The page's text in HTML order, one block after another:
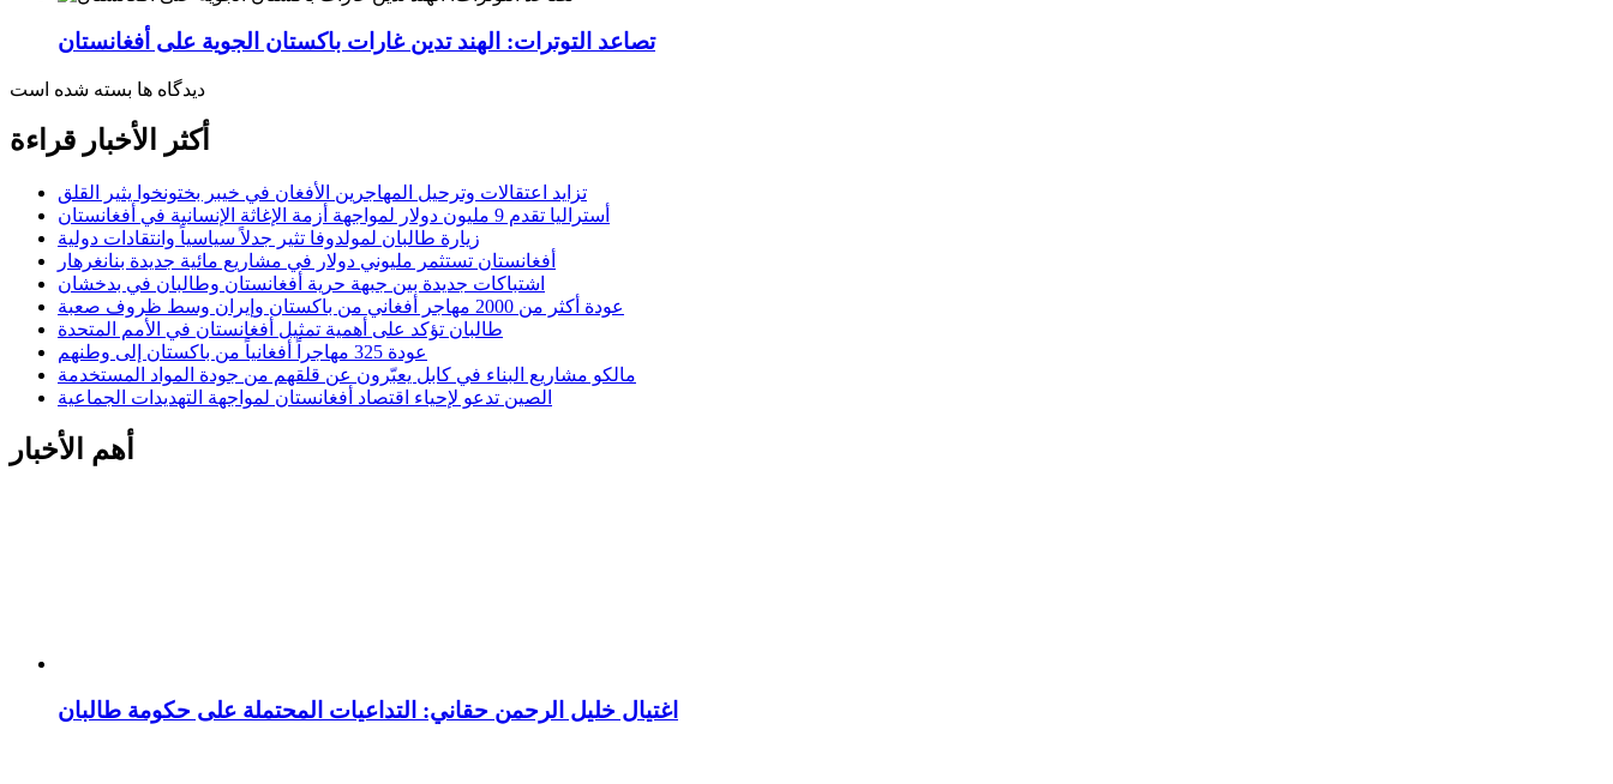
تصاعد التوترات: الهند تدين غارات باكستان الجوية على أفغانستان
دیدگاه ها بسته شده است
أكثر الأخبار قراءة
تزايد اعتقالات وترحيل المهاجرين الأفغان في خيبر بختونخوا يثير القلق
أستراليا تقدم 9 مليون دولار لمواجهة أزمة الإغاثة الإنسانية في أفغانستان
زيارة طالبان لمولدوفا تثير جدلاً سياسياً وانتقادات دولية
أفغانستان تستثمر مليوني دولار في مشاريع مائية جديدة بنانغرهار
اشتباكات جديدة بين جبهة حرية أفغانستان وطالبان في بدخشان
عودة أكثر من 2000 مهاجر أفغاني من باكستان وإيران وسط ظروف صعبة
طالبان تؤكد على أهمية تمثيل أفغانستان في الأمم المتحدة
عودة 325 مهاجراً أفغانياً من باكستان إلى وطنهم
مالكو مشاريع البناء في كابل يعبّرون عن قلقهم من جودة المواد المستخدمة
الصين تدعو لإحياء اقتصاد أفغانستان لمواجهة التهديدات الجماعية
أهم الأخبار
اغتيال خليل الرحمن حقاني: التداعيات المحتملة على حكومة طالبان